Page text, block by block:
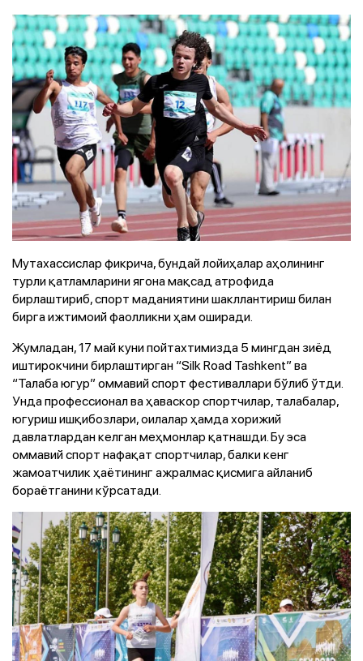
Мутахассислар фикрича, бундай лойиҳалар аҳолининг
турли қатламларини ягона мақсад атрофида
бирлаштириб, спорт маданиятини шакллантириш билан
бирга ижтимоий фаолликни ҳам оширади.
Жумладан, 17 май куни пойтахтимизда 5 мингдан зиёд
иштирокчини бирлаштирган “Silk Road Tashkent” ва
“Талаба югур” оммавий спорт фестиваллари бўлиб ўтди.
Унда профессионал ва ҳаваскор спортчилар, талабалар,
югуриш ишқибозлари, оилалар ҳамда хорижий
давлатлардан келган меҳмонлар қатнашди. Бу эса
оммавий спорт нафақат спортчилар, балки кенг
жамоатчилик ҳаётининг ажралмас қисмига айланиб
бораётганини кўрсатади.